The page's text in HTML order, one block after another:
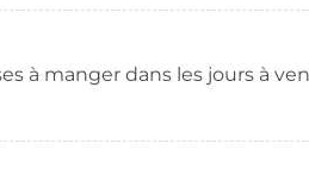
à manger dans les jours à